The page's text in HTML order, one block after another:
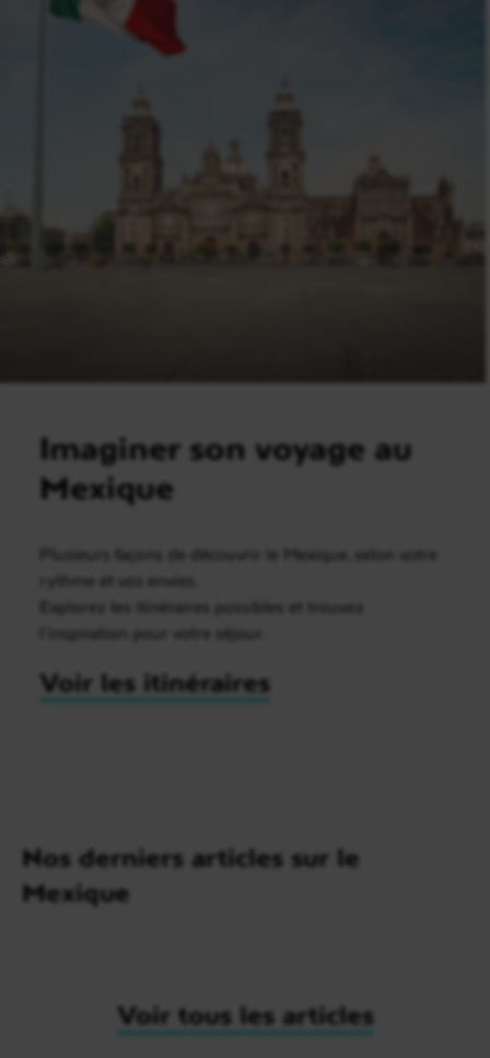
Imaginer son voyage au
Mexique
Plusieurs façons de découvrir le Mexique, selon votre
rythme et vos envies.
Explorez les itinéraires possibles et trouvez
l’inspiration pour votre séjour.
Voir les itinéraires
Nos derniers articles sur le
Mexique
Voir tous les articles